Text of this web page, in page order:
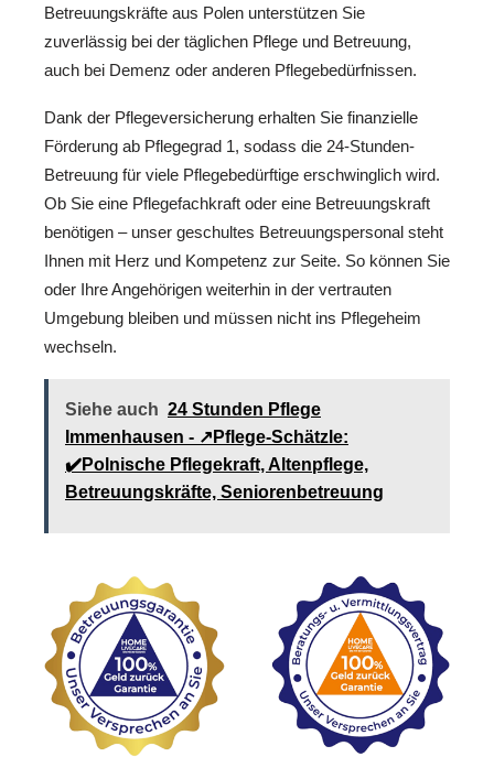
Betreuungskräfte aus Polen unterstützen Sie
zuverlässig bei der täglichen Pflege und Betreuung,
auch bei Demenz oder anderen Pflegebedürfnissen.
Dank der Pflegeversicherung erhalten Sie finanzielle
Förderung ab Pflegegrad 1, sodass die 24-Stunden-
Betreuung für viele Pflegebedürftige erschwinglich wird.
Ob Sie eine Pflegefachkraft oder eine Betreuungskraft
benötigen – unser geschultes Betreuungspersonal steht
Ihnen mit Herz und Kompetenz zur Seite. So können Sie
oder Ihre Angehörigen weiterhin in der vertrauten
Umgebung bleiben und müssen nicht ins Pflegeheim
wechseln.
Siehe auch 24 Stunden Pflege
Immenhausen - ↗️Pflege-Schätzle:
✔️Polnische Pflegekraft, Altenpflege,
Betreuungskräfte, Seniorenbetreuung